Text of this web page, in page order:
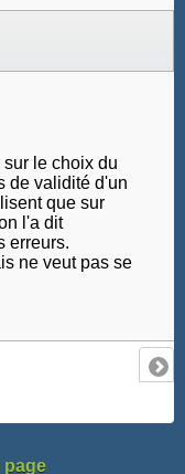
le choix du
de validité d'un
que sur
l'a dit
erreurs.
ne veut pas se
page